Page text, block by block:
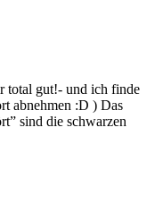
total gut!- und ich finde
abnehmen :D ) Das
sind die schwarzen